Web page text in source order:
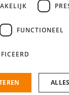
zo gevonden!
FUNCTIONEEL